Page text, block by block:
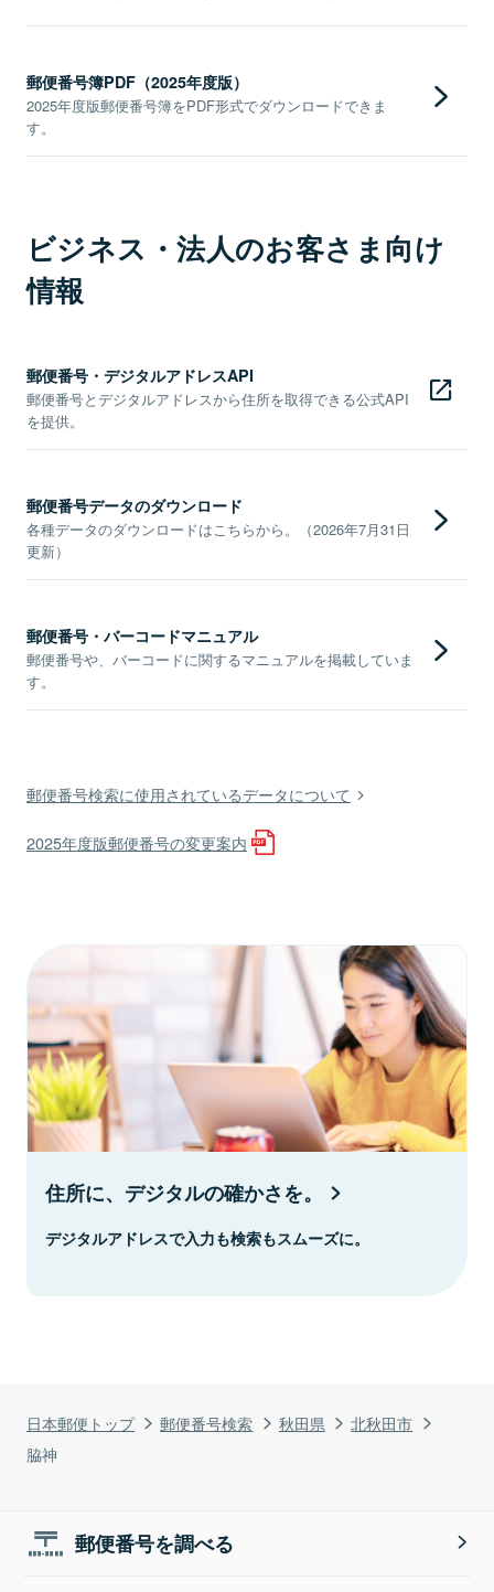
日本郵便トップ 郵便番号検索 秋田県
北秋田市
脇神
郵便番号簿PDF（2025年度版）
2025年度版郵便番号簿をPDF形式でダウンロードできま
す。
ビジネス・法人のお客さま向け
情報
郵便番号・デジタルアドレスAPI
郵便番号とデジタルアドレスから住所を取得できる公式API
を提供。
郵便番号データのダウンロード
各種データのダウンロードはこちらから。（2026年7月31日
更新）
郵便番号・バーコードマニュアル
郵便番号や、バーコードに関するマニュアルを掲載していま
す。
郵便番号検索に使用されているデータについて
2025年度版郵便番号の変更案内
住所に、デジタルの確かさを。
デジタルアドレスで入力も検索もスムーズに。
郵便番号を調べる